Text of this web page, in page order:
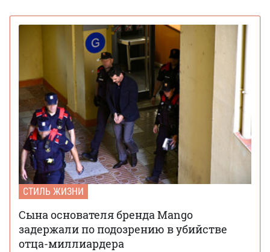
СТИЛЬ ЖИЗНИ
Сына основателя бренда Mango
задержали по подозрению в убийстве
отца-миллиардера